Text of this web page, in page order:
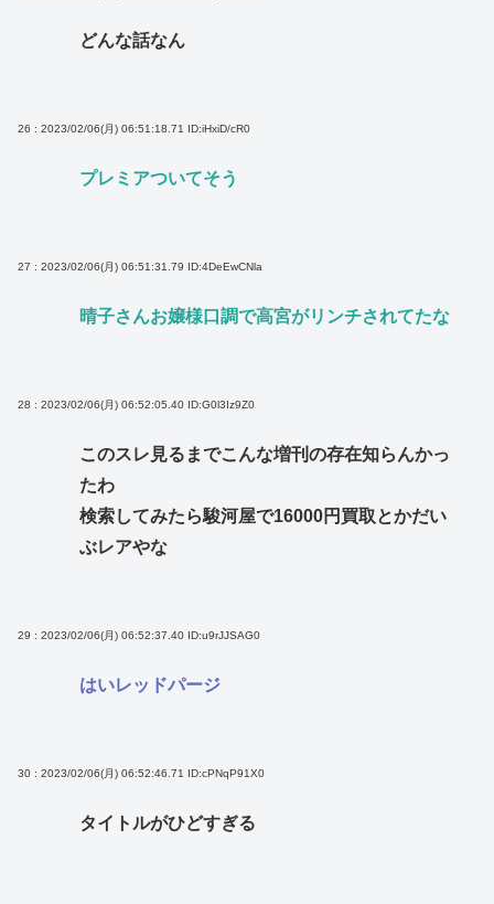
どんな話なん
26 : 2023/02/06(月) 06:51:18.71 ID:iHxiD/cR0
プレミアついてそう
27 : 2023/02/06(月) 06:51:31.79 ID:4DeEwCNla
晴子さんお嬢様口調で高宮がリンチされてたな
28 : 2023/02/06(月) 06:52:05.40 ID:G0l3Iz9Z0
このスレ見るまでこんな増刊の存在知らんかっ
たわ
検索してみたら駿河屋で16000円買取とかだい
ぶレアやな
29 : 2023/02/06(月) 06:52:37.40 ID:u9rJJSAG0
はいレッドパージ
30 : 2023/02/06(月) 06:52:46.71 ID:cPNqP91X0
タイトルがひどすぎる